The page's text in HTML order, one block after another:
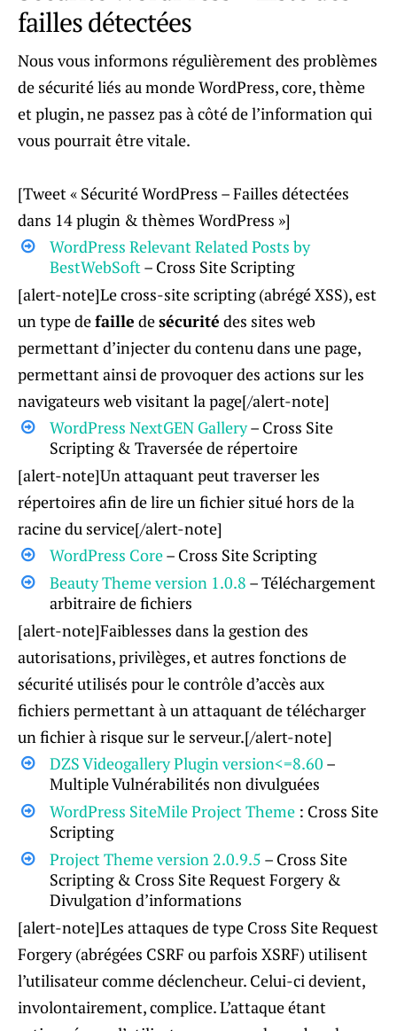
failles détectées
Nous vous informons régulièrement des problèmes
de sécurité liés au monde WordPress, core, thème
et plugin, ne passez pas à côté de l’information qui
vous pourrait être vitale.
[Tweet « Sécurité WordPress – Failles détectées
dans 14 plugin & thèmes WordPress »]
WordPress Relevant Related Posts by
BestWebSoft– Cross Site Scripting
[alert-note]Le cross-site scripting (abrégé XSS), est
un type defaille desécurité des sites web
permettant d’injecter du contenu dans une page,
permettant ainsi de provoquer des actions sur les
navigateurs web visitant la page[/alert-note]
WordPress NextGEN Gallery– Cross Site
Scripting & Traversée de répertoire
[alert-note]Un attaquant peut traverser les
répertoires afin de lire un fichier situé hors de la
racine du service[/alert-note]
WordPress Core– Cross Site Scripting
Beauty Theme version 1.0.8 – Téléchargement
arbitraire de fichiers
[alert-note]Faiblesses dans la gestion des
autorisations, privilèges, et autres fonctions de
sécurité utilisés pour le contrôle d’accès aux
fichiers permettant à un attaquant de télécharger
un fichier à risque sur le serveur.[/alert-note]
DZS Videogallery Plugin version<=8.60 –
Multiple Vulnérabilités non divulguées
WordPress SiteMile Project Theme : Cross Site
Scripting
Project Theme version 2.0.9.5 – Cross Site
Scripting & Cross Site Request Forgery &
Divulgation d’informations
[alert-note]Les attaques de type Cross Site Request
Forgery (abrégées CSRF ou parfois XSRF) utilisent
l’utilisateur comme déclencheur. Celui-ci devient,
involontairement, complice. L’attaque étant